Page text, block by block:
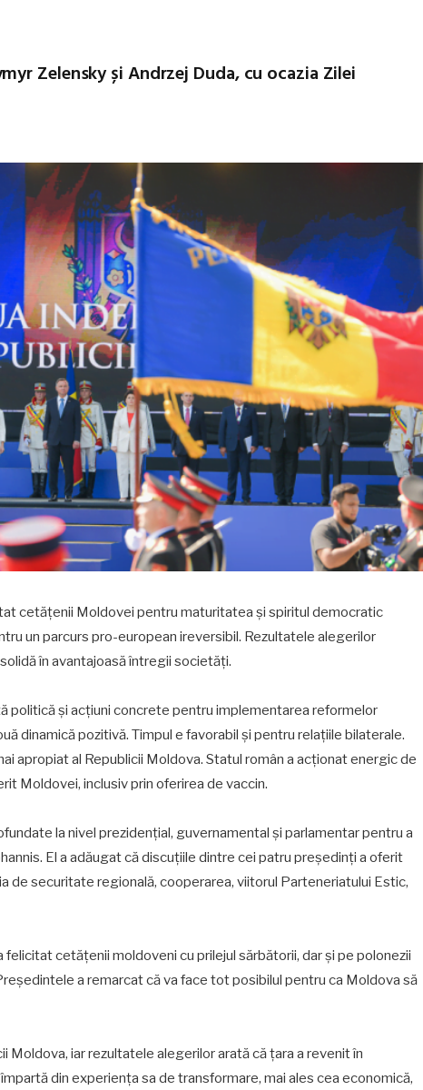
Zelensky și Andrzej Duda, cu ocazia Zilei
cetățenii Moldovei pentru maturitatea și spiritul democratic
un parcurs pro-european ireversibil. Rezultatele alegerilor
în avantajoasă întregii societăți.
politică și acțiuni concrete pentru implementarea reformelor
dinamică pozitivă. Timpul e favorabil și pentru relațiile bilaterale.
apropiat al Republicii Moldova. Statul român a acționat energic de
Moldovei, inclusiv prin oferirea de vaccin.
la nivel prezidențial, guvernamental și parlamentar pentru a
El a adăugat că discuțiile dintre cei patru președinți a oferit
de securitate regională, cooperarea, viitorul Parteneriatului Estic,
cetățenii moldoveni cu prilejul sărbătorii, dar și pe polonezii
a remarcat că va face tot posibilul pentru ca Moldova să
Moldova, iar rezultatele alegerilor arată că țara a revenit în
din experiența sa de transformare, mai ales cea economică,